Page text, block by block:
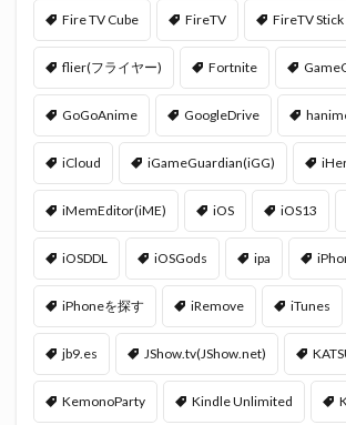
Fire TV Cube FireTV FireTV Stick
flier(フライヤー) Fortnite
GoGoAnime GoogleDrive
iCloud iGameGuardian(iGG)
iMemEditor(iME) iOS iOS13
iOSDDL iOSGods ipa
iPhoneを探す iRemove iTunes
jb9.es JShow.tv(JShow.net)
KemonoParty Kindle Unlimited